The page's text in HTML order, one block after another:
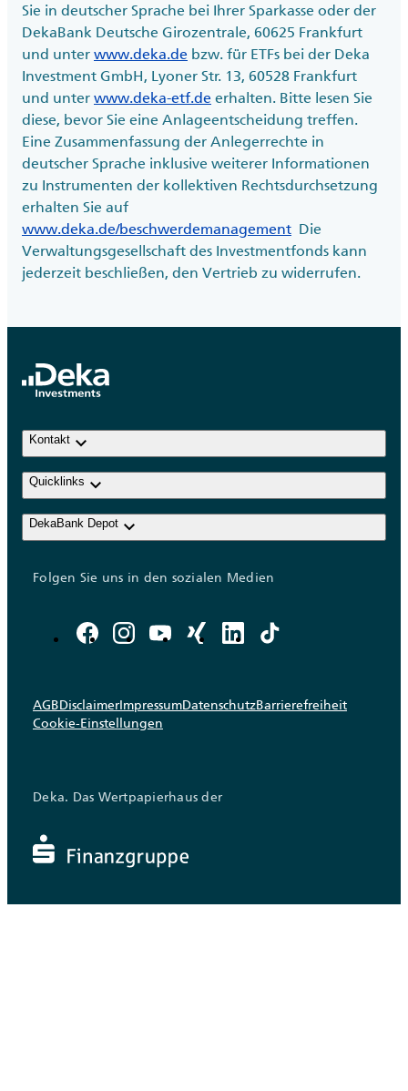
Sie in deutscher Sprache bei Ihrer Sparkasse oder der
DekaBank Deutsche Girozentrale, 60625 Frankfurt
und unter www.deka.de bzw. für ETFs bei der Deka
Investment GmbH, Lyoner Str. 13, 60528 Frankfurt
und unter www.deka-etf.de erhalten. Bitte lesen Sie
diese, bevor Sie eine Anlageentscheidung treffen.
Eine Zusammenfassung der Anlegerrechte in
deutscher Sprache inklusive weiterer Informationen
zu Instrumenten der kollektiven Rechtsdurchsetzung
erhalten Sie auf
www.deka.de/beschwerdemanagement Die
Verwaltungsgesellschaft des Investmentfonds kann
jederzeit beschließen, den Vertrieb zu widerrufen.
Kontakt keyboard_arrow_down
Quicklinks keyboard_arrow_down
DekaBank Depot keyboard_arrow_down
Folgen Sie uns in den sozialen Medien
AGBDisclaimerImpressumDatenschutzBarrierefreiheit
Cookie-Einstellungen
Deka. Das Wertpapierhaus der